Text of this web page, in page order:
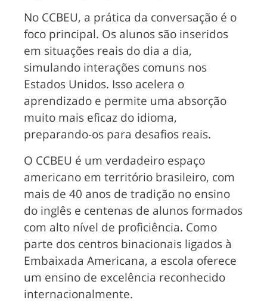
No CCBEU, a prática da conversação é o
foco principal. Os alunos são inseridos
em situações reais do dia a dia,
simulando interações comuns nos
Estados Unidos. Isso acelera o
aprendizado e permite uma absorção
muito mais eficaz do idioma,
preparando-os para desafios reais.
O CCBEU é um verdadeiro espaço
americano em território brasileiro, com
mais de 40 anos de tradição no ensino
do inglês e centenas de alunos formados
com alto nível de proficiência. Como
parte dos centros binacionais ligados à
Embaixada Americana, a escola oferece
um ensino de excelência reconhecido
internacionalmente.